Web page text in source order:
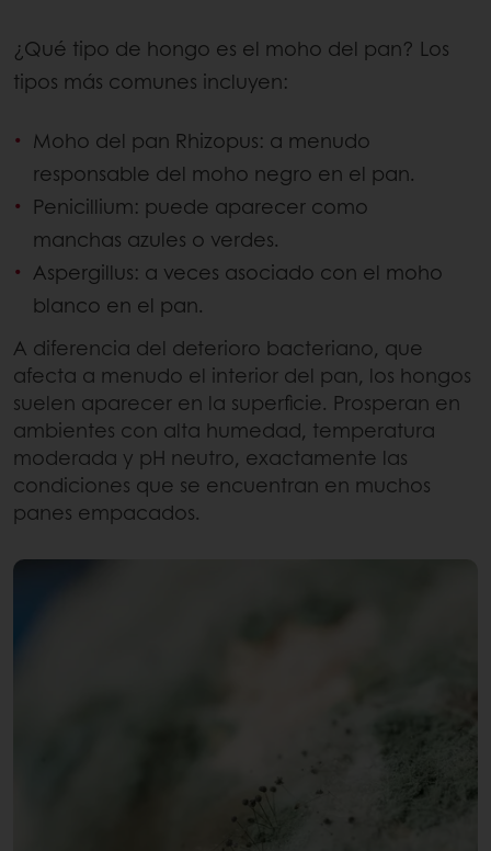
¿Qué tipo de hongo es el moho del pan? Los
tipos más comunes incluyen:
Moho del pan Rhizopus: a menudo
responsable del moho negro en el pan.
Penicillium: puede aparecer como
manchas azules o verdes.
Aspergillus: a veces asociado con el moho
blanco en el pan.
A diferencia del deterioro bacteriano, que
afecta a menudo el interior del pan, los hongos
suelen aparecer en la superficie. Prosperan en
ambientes con alta humedad, temperatura
moderada y pH neutro, exactamente las
condiciones que se encuentran en muchos
panes empacados.